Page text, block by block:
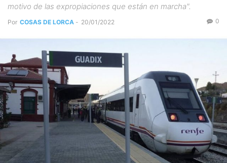
motivo de las expropiaciones que están en marcha".
Por COSAS DE LORCA - 20/01/2022 0